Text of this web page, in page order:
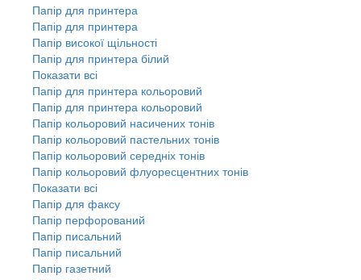
Папір для принтера
Папір для принтера
Папір високої щільності
Папір для принтера білий
Показати всі
Папір для принтера кольоровий
Папір для принтера кольоровий
Папір кольоровий насичених тонів
Папір кольоровий пастельних тонів
Папір кольоровий середніх тонів
Папір кольоровий флуоресцентних тонів
Показати всі
Папір для факсу
Папір перфорований
Папір писальний
Папір писальний
Папір газетний